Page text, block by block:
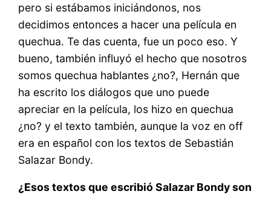
pero si estábamos iniciándonos, nos
decidimos entonces a hacer una película en
quechua. Te das cuenta, fue un poco eso. Y
bueno, también influyó el hecho que nosotros
somos quechua hablantes ¿no?, Hernán que
ha escrito los diálogos que uno puede
apreciar en la película, los hizo en quechua
¿no? y el texto también, aunque la voz en off
era en español con los textos de Sebastián
Salazar Bondy.
¿Esos textos que escribió Salazar Bondy son